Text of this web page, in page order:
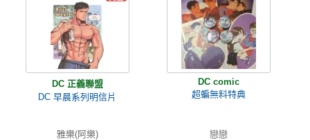
DC 正義聯盟
DC 早晨系列明信片
DC comic
超蝙無料特典
雅樂(阿樂) 戀戀